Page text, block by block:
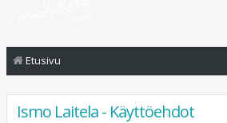
Etusivu
Ismo Laitela - Käyttöehdot